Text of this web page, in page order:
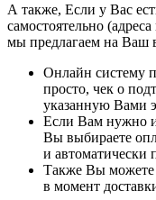
А также, Если у Вас
самостоятельно
мы предлагаем на Ваш
Онлайн систему
просто, чек о
указанную Вами
Если Вам нужно
Вы выбираете
и автоматически
Также Вы можете
в момент